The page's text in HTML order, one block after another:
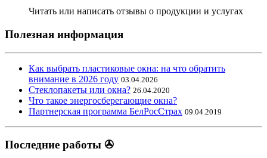
Читать или написать отзывы о продукции и услугах
Полезная информация
Как выбрать пластиковые окна: на что обратить
внимание в 2026 году 03.04.2026
Стеклопакеты или окна? 26.04.2020
Что такое энергосберегающие окна?
Партнерская программа БелРосСтрах 09.04.2019
Последние работы ✇